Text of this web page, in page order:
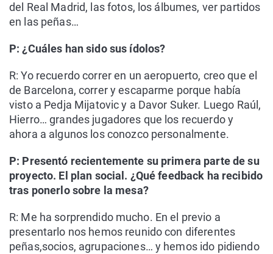
del Real Madrid, las fotos, los álbumes, ver partidos
en las peñas…
P: ¿Cuáles han sido sus ídolos?
R: Yo recuerdo correr en un aeropuerto, creo que el
de Barcelona, correr y escaparme porque había
visto a Pedja Mijatovic y a Davor Suker. Luego Raúl,
Hierro… grandes jugadores que los recuerdo y
ahora a algunos los conozco personalmente.
P: Presentó recientemente su primera parte de su
proyecto. El plan social. ¿Qué feedback ha recibido
tras ponerlo sobre la mesa?
R: Me ha sorprendido mucho. En el previo a
presentarlo nos hemos reunido con diferentes
peñas,socios, agrupaciones… y hemos ido pidiendo